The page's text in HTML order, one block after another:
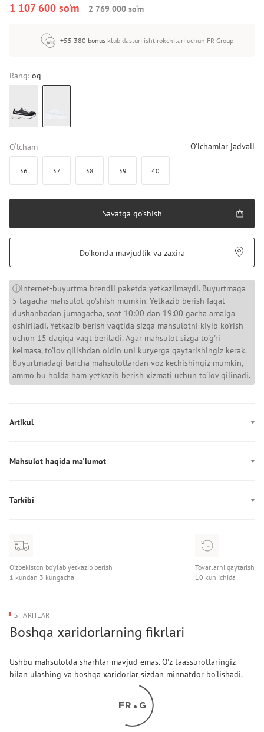
1 107 600 so‘m
2 769 000 so‘m
+55 380 bonus klub dasturi ishtirokchilari uchun FR Group
Rang: oq
O‘lcham O‘lchamlar jadvali
36 37 38 39 40
Savatga qo‘shish
Do‘konda mavjudlik va zaxira
ⓘInternet-buyurtma brendli paketda yetkazilmaydi. Buyurtmaga
5 tagacha mahsulot qo'shish mumkin. Yetkazib berish faqat
dushanbadan jumagacha, soat 10:00 dan 19:00 gacha amalga
oshiriladi. Yetkazib berish vaqtida sizga mahsulotni kiyib ko'rish
uchun 15 daqiqa vaqt beriladi. Agar mahsulot sizga to'g'ri
kelmasa, to'lov qilishdan oldin uni kuryerga qaytarishingiz kerak.
Buyurtmadagi barcha mahsulotlardan voz kechishingiz mumkin,
ammo bu holda ham yetkazib berish xizmati uchun to'lov qilinadi.
Artikul
Mahsulot haqida ma'lumot
Tarkibi
O‘zbekiston bo‘ylab yetkazib berish
1 kundan 3 kungacha
Tovarlarni qaytarish
10 kun ichida
SHARHLAR
Boshqa xaridorlarning fikrlari
Ushbu mahsulotda sharhlar mavjud emas. O'z taassurotlaringiz
bilan ulashing va boshqa xaridorlar sizdan minnatdor bo'lishadi.